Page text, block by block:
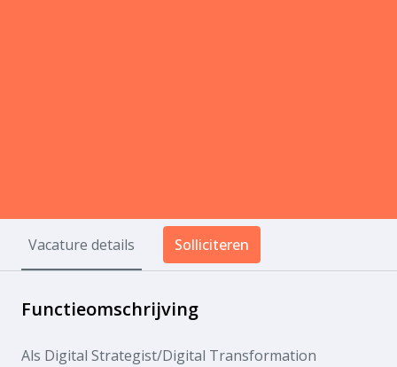
Vacature details Solliciteren
Functieomschrijving
Als Digital Strategist/Digital Transformation